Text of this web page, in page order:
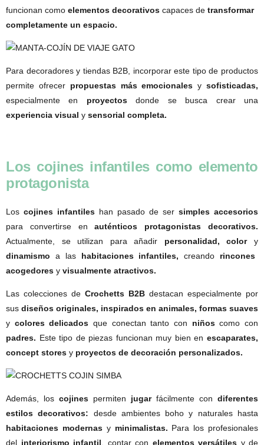
funcionan como elementos decorativos capaces de transformar
completamente un espacio.
Para decoradores y tiendas B2B, incorporar este tipo de productos
permite ofrecer propuestas más emocionales ysofisticadas,
especialmente en proyectosdonde se busca crear una
experiencia visual y sensorial completa.
Los cojines infantiles como elemento
protagonista
Los cojines infantiles han pasado de ser simples accesorios
para convertirse enauténticos protagonistas decorativos.
Actualmente, se utilizan para añadir personalidad, colory
dinamismo a las habitaciones infantiles, creando rincones
acogedores y visualmente atractivos.
Las colecciones de Crochetts B2B destacan especialmente por
sus diseños originales, inspirados en animales, formas suaves
y colores delicados que conectan tanto con niñoscomo con
padres. Este tipo de piezas funcionan muy bien en escaparates,
concept stores y proyectos de decoración personalizados.
Además, los cojines permiten jugarfácilmente con diferentes
estilos decorativos: desde ambientes boho y naturales hasta
habitaciones modernasy minimalistas. Para los profesionales
del interiorismo infantil , contar con elementos versátiles y de